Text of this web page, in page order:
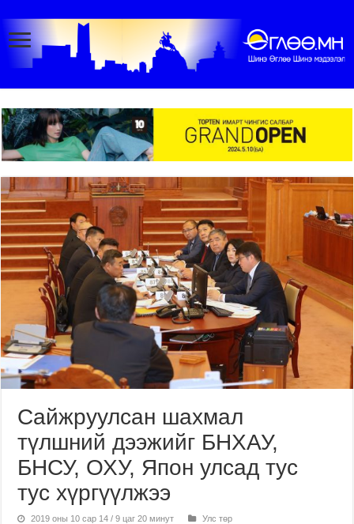
Сайжруулсан шахмал
түлшний дээжийг БНХАУ,
БНСУ, ОХУ, Япон улсад тус
тус хүргүүлжээ
2019 оны 10 сар 14 / 9 цаг 20 минут Улс төр